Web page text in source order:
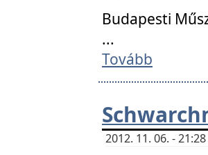
Budapesti
...
Tovább
2012. 11. 06. -